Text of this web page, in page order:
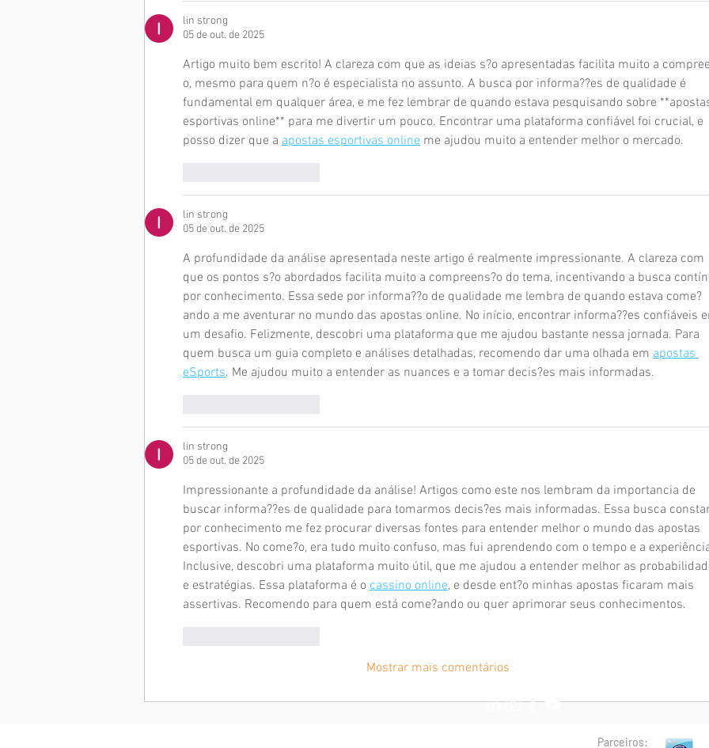
lin strong
05 de out. de 2025
Artigo muito bem escrito! A clareza com que as ideias s?o apresentadas facilita muito a
o, mesmo para quem n?o é especialista no assunto. A busca por informa??es de qualidade é
fundamental em qualquer área, e me fez lembrar de quando estava pesquisando sobre
esportivas online** para me divertir um pouco. Encontrar uma plataforma confiável foi crucial, e
posso dizer que a apostas esportivas online me ajudou muito a entender melhor o mercado.
lin strong
05 de out. de 2025
A profundidade da análise apresentada neste artigo é realmente impressionante. A clareza com
que os pontos s?o abordados facilita muito a compreens?o do tema, incentivando a busca
por conhecimento. Essa sede por informa??o de qualidade me lembra de quando estava come?
ando a me aventurar no mundo das apostas online. No início, encontrar informa??es confiáveis
um desafio. Felizmente, descobri uma plataforma que me ajudou bastante nessa jornada. Para
quem busca um guia completo e análises detalhadas, recomendo dar uma olhada em apostas
eSports. Me ajudou muito a entender as nuances e a tomar decis?es mais informadas.
lin strong
05 de out. de 2025
Impressionante a profundidade da análise! Artigos como este nos lembram da importancia de
buscar informa??es de qualidade para tomarmos decis?es mais informadas. Essa busca
por conhecimento me fez procurar diversas fontes para entender melhor o mundo das apostas
esportivas. No come?o, era tudo muito confuso, mas fui aprendendo com o tempo e a
Inclusive, descobri uma plataforma muito útil, que me ajudou a entender melhor as
e estratégias. Essa plataforma é o cassino online, e desde ent?o minhas apostas ficaram mais
assertivas. Recomendo para quem está come?ando ou quer aprimorar seus conhecimentos.
Mostrar mais comentários
Parceiros: